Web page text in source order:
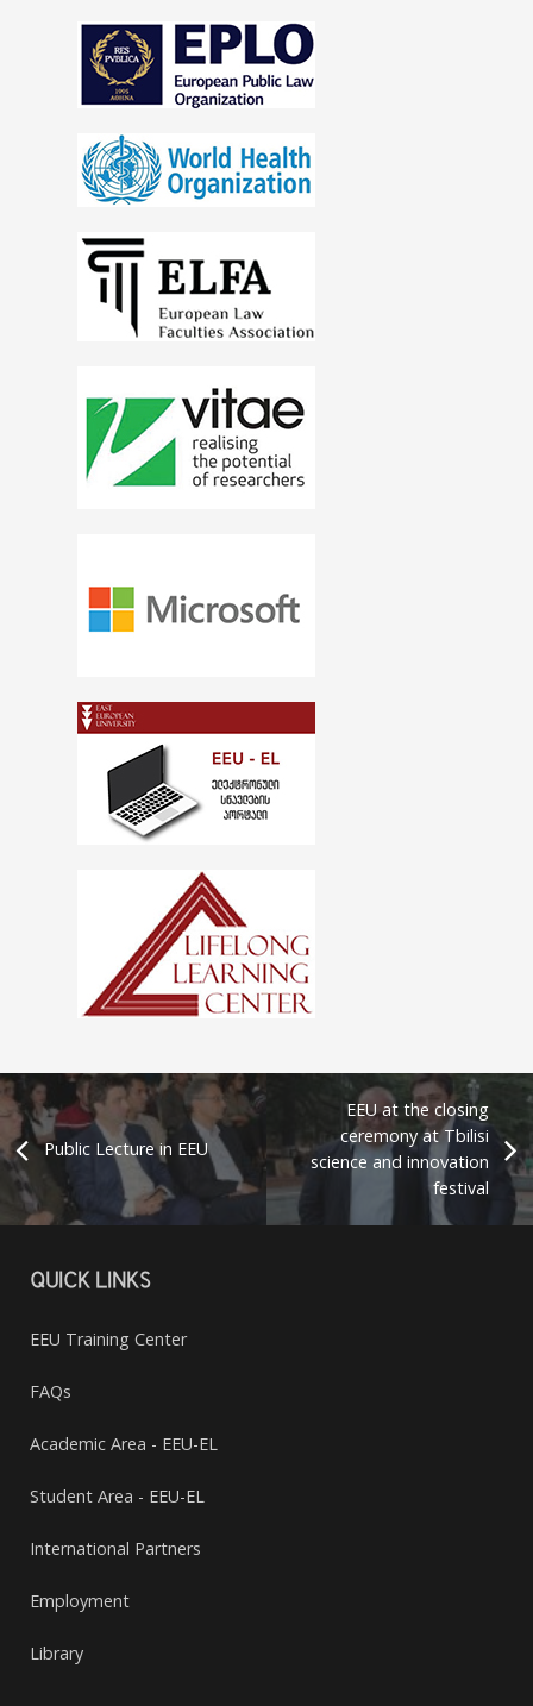
Public Lecture in EEU
EEU at the closing
ceremony at Tbilisi
science and innovation
festival
QUICK LINKS
EEU Training Center
FAQs
Academic Area - EEU-EL
Student Area - EEU-EL
International Partners
Employment
Library